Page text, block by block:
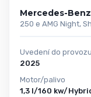
Mercedes-
250 e AMG Night,
Uvedení do provozu
2025
Motor/palivo
1,3 l/160 kw/